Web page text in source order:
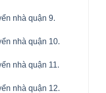
nhà quận 9.
nhà quận 10.
nhà quận 11.
nhà quận 12.